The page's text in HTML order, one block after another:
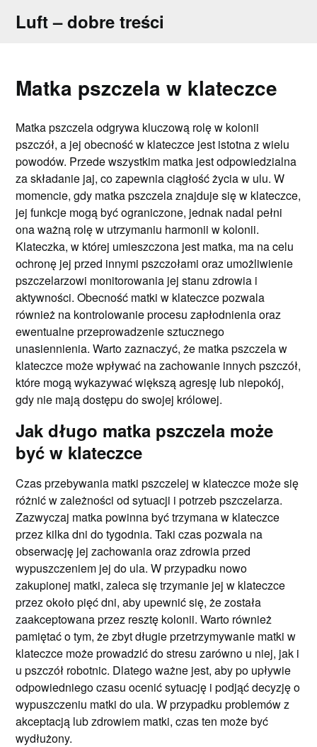
Luft – dobre treści
Matka pszczela w klateczce
Matka pszczela odgrywa kluczową rolę w kolonii
pszczół, a jej obecność w klateczce jest istotna z wielu
powodów. Przede wszystkim matka jest odpowiedzialna
za składanie jaj, co zapewnia ciągłość życia w ulu. W
momencie, gdy matka pszczela znajduje się w klateczce,
jej funkcje mogą być ograniczone, jednak nadal pełni
ona ważną rolę w utrzymaniu harmonii w kolonii.
Klateczka, w której umieszczona jest matka, ma na celu
ochronę jej przed innymi pszczołami oraz umożliwienie
pszczelarzowi monitorowania jej stanu zdrowia i
aktywności. Obecność matki w klateczce pozwala
również na kontrolowanie procesu zapłodnienia oraz
ewentualne przeprowadzenie sztucznego
unasiennienia. Warto zaznaczyć, że matka pszczela w
klateczce może wpływać na zachowanie innych pszczół,
które mogą wykazywać większą agresję lub niepokój,
gdy nie mają dostępu do swojej królowej.
Jak długo matka pszczela może
być w klateczce
Czas przebywania matki pszczelej w klateczce może się
różnić w zależności od sytuacji i potrzeb pszczelarza.
Zazwyczaj matka powinna być trzymana w klateczce
przez kilka dni do tygodnia. Taki czas pozwala na
obserwację jej zachowania oraz zdrowia przed
wypuszczeniem jej do ula. W przypadku nowo
zakupionej matki, zaleca się trzymanie jej w klateczce
przez około pięć dni, aby upewnić się, że została
zaakceptowana przez resztę kolonii. Warto również
pamiętać o tym, że zbyt długie przetrzymywanie matki w
klateczce może prowadzić do stresu zarówno u niej, jak i
u pszczół robotnic. Dlatego ważne jest, aby po upływie
odpowiedniego czasu ocenić sytuację i podjąć decyzję o
wypuszczeniu matki do ula. W przypadku problemów z
akceptacją lub zdrowiem matki, czas ten może być
wydłużony.